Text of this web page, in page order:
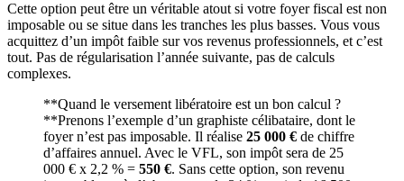
Cette option peut être un véritable atout si votre foyer fiscal est non
imposable ou se situe dans les tranches les plus basses. Vous vous
acquittez d’un impôt faible sur vos revenus professionnels, et c’est
tout. Pas de régularisation l’année suivante, pas de calculs
complexes.
**Quand le versement libératoire est un bon calcul ?
**Prenons l’exemple d’un graphiste célibataire, dont le
foyer n’est pas imposable. Il réalise 25 000 € de chiffre
d’affaires annuel. Avec le VFL, son impôt sera de 25
000 € x 2,2 % = 550 €. Sans cette option, son revenu